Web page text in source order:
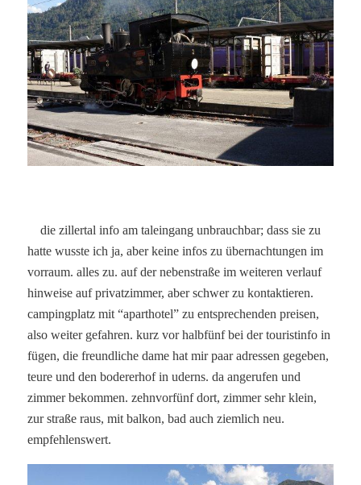
die zillertal info am taleingang unbrauchbar; dass sie zu
hatte wusste ich ja, aber keine infos zu übernachtungen im
vorraum. alles zu. auf der nebenstraße im weiteren verlauf
hinweise auf privatzimmer, aber schwer zu kontaktieren.
campingplatz mit “aparthotel” zu entsprechenden preisen,
also weiter gefahren. kurz vor halbfünf bei der touristinfo in
fügen, die freundliche dame hat mir paar adressen gegeben,
teure und den bodererhof in uderns. da angerufen und
zimmer bekommen. zehnvorfünf dort, zimmer sehr klein,
zur straße raus, mit balkon, bad auch ziemlich neu.
empfehlenswert.